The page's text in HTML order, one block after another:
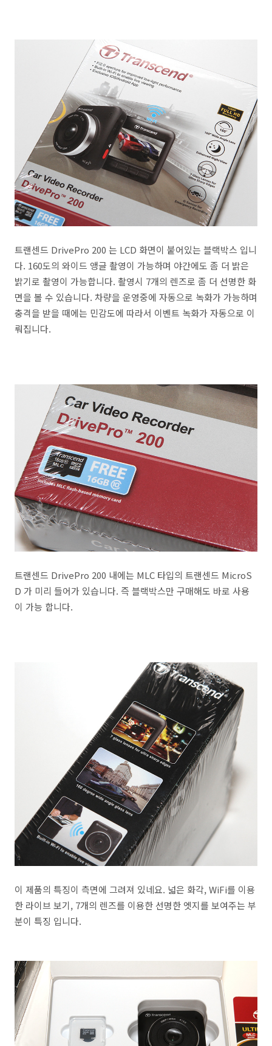
트랜센드 DrivePro 200 는 LCD 화면이 붙어있는 블랙박스 입니
다. 160도의 와이드 앵글 촬영이 가능하며 야간에도 좀 더 밝은
밝기로 촬영이 가능합니다. 촬영시 7개의 렌즈로 좀 더 선명한 화
면을 볼 수 있습니다. 차량을 운영중에 자동으로 녹화가 가능하며
충격을 받을 때에는 민감도에 따라서 이벤트 녹화가 자동으로 이
뤄집니다.
트랜센드 DrivePro 200 내에는 MLC 타입의 트랜센드 MicroS
D 가 미리 들어가 있습니다. 즉 블랙박스만 구매해도 바로 사용
이 가능 합니다.
이 제품의 특징이 측면에 그려져 있네요. 넓은 화각, WiFi를 이용
한 라이브 보기, 7개의 렌즈를 이용한 선명한 엣지를 보여주는 부
분이 특징 입니다.